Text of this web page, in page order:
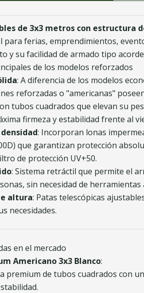
de 3x3 metros con estructura
para ferias, emprendimientos,
y su facilidad de armado tipo
de los modelos reforzados
: A diferencia de los modelos
reforzadas o "americanas"
tubos cuadrados que elevan su
firmeza y estabilidad frente al
: Incorporan lonas
que garantizan protección
de protección UV+50.
: Sistema retráctil que permite el
sin necesidad de herramientas
altura: Patas telescópicas
necesidades.
en el mercado
Americano 3x3 Blanco:
premium de tubos cuadrados con